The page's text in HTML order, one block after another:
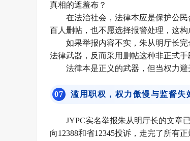
真相的遮羞布？
在法治社会，法律本应是保护公
百人删帖，也不愿选择报警处理，这构
如果举报内容不实，朱从明厅长
法律武器，反而采用删帖这种非正式
法律本是正义的武器，但当权力
07 滥用职权，权力傲慢与监督失
JYPC实名举报朱从明厅长的文章
向12388和省12345投诉，走完了所有正